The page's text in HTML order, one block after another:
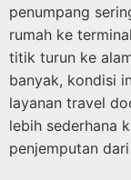
penumpang
rumah ke
titik turun ke
banyak, kondisi
layanan travel
lebih sederhana
penjemputan